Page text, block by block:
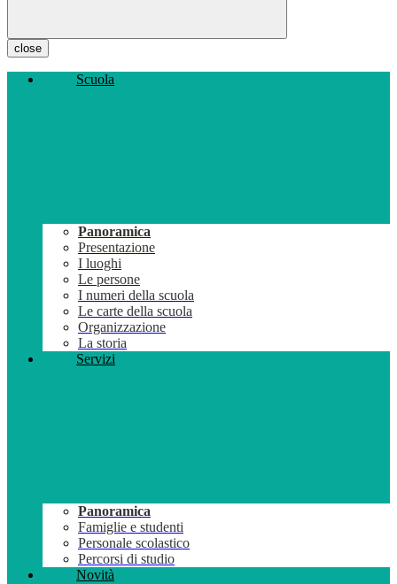
close
Scuola
Panoramica
Presentazione
I luoghi
Le persone
I numeri della scuola
Le carte della scuola
Organizzazione
La storia
Servizi
Panoramica
Famiglie e studenti
Personale scolastico
Percorsi di studio
Novità